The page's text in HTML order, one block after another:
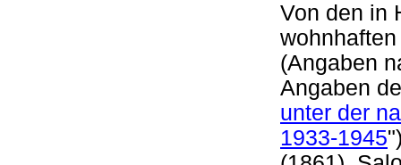
Von den in
(Angaben
Angaben
unter der
1933-1945